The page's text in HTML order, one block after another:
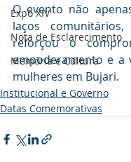
Expo XIV
Nota de Esclarecimento
Memória e Cultura
O evento não
laços
reforçou o
empoderamento e a
mulheres em Bujari.
Institucional e Governo
Datas Comemorativas